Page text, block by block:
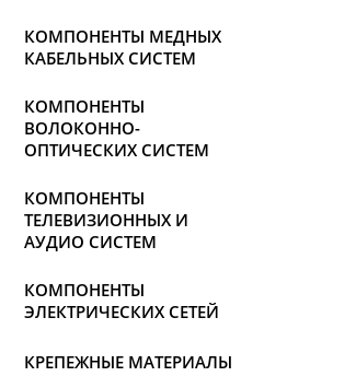
КОМПОНЕНТЫ МЕДНЫХ
КАБЕЛЬНЫХ СИСТЕМ
КОМПОНЕНТЫ
ВОЛОКОННО-
ОПТИЧЕСКИХ СИСТЕМ
КОМПОНЕНТЫ
ТЕЛЕВИЗИОННЫХ И
АУДИО СИСТЕМ
КОМПОНЕНТЫ
ЭЛЕКТРИЧЕСКИХ СЕТЕЙ
КРЕПЕЖНЫЕ МАТЕРИАЛЫ